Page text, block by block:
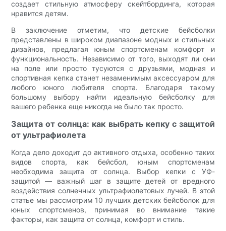
создает стильную атмосферу скейтбординга, которая
нравится детям.
В заключение отметим, что детские бейсболки
представлены в широком диапазоне модных и стильных
дизайнов, предлагая юным спортсменам комфорт и
функциональность. Независимо от того, выходят ли они
на поле или просто тусуются с друзьями, модная и
спортивная кепка станет незаменимым аксессуаром для
любого юного любителя спорта. Благодаря такому
большому выбору найти идеальную бейсболку для
вашего ребенка еще никогда не было так просто.
Защита от солнца: как выбрать кепку с защитой
от ультрафиолета
Когда дело доходит до активного отдыха, особенно таких
видов спорта, как бейсбол, юным спортсменам
необходима защита от солнца. Выбор кепки с УФ-
защитой — важный шаг в защите детей от вредного
воздействия солнечных ультрафиолетовых лучей. В этой
статье мы рассмотрим 10 лучших детских бейсболок для
юных спортсменов, принимая во внимание такие
факторы, как защита от солнца, комфорт и стиль.